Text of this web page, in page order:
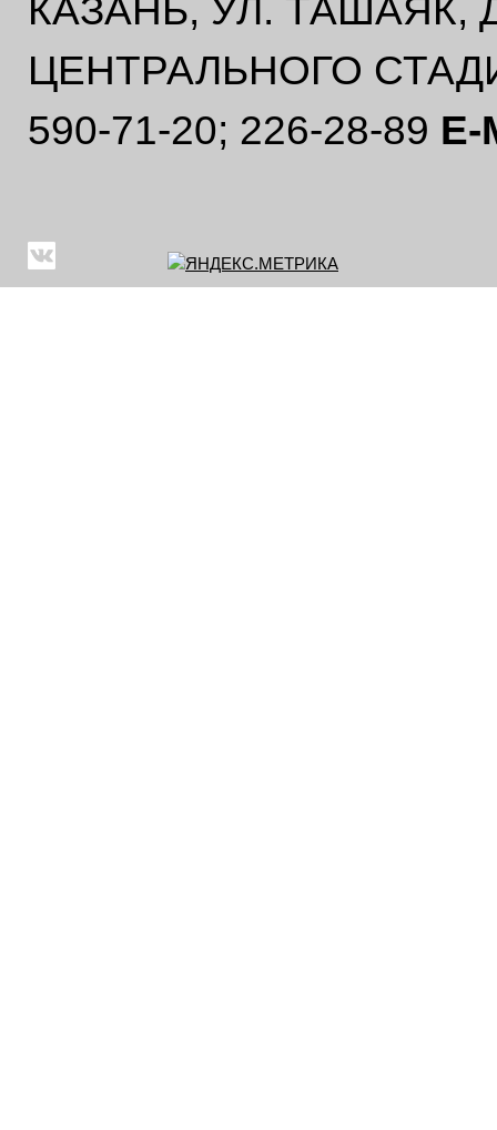
КАЗАНЬ, УЛ. ТАШАЯК,
ЦЕНТРАЛЬНОГО
590-71-20; 226-28-89 E-